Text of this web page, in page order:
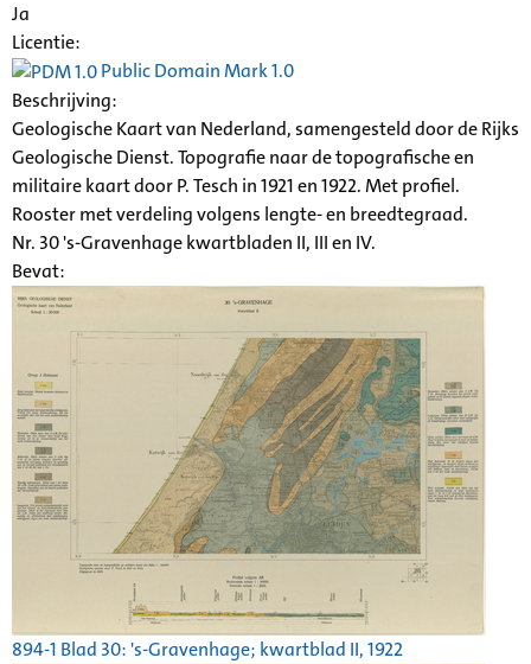
Ja
Licentie:
Public Domain Mark 1.0
Beschrijving:
Geologische Kaart van Nederland, samengesteld door de Rijks
Geologische Dienst. Topografie naar de topografische en
militaire kaart door P. Tesch in 1921 en 1922. Met profiel.
Rooster met verdeling volgens lengte- en breedtegraad.
Nr. 30 's-Gravenhage kwartbladen II, III en IV.
Bevat:
894-1 Blad 30: 's-Gravenhage; kwartblad II, 1922